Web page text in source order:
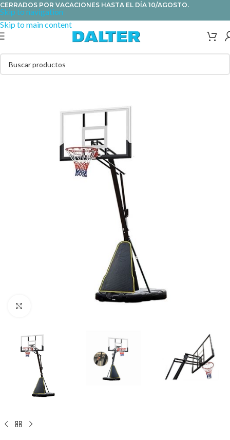
Skip to navigation
Skip to main content
CERRADOS POR VACACIONES HASTA EL DÍA 10/AGOSTO.